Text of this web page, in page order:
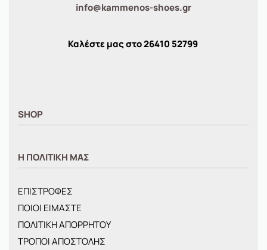
info@kammenos-shoes.gr
Καλέστε μας στο26410 52799
SHOP
ΓΥΝΑΙΚΕΙΑ
BRANDS
ΝΕΕΣ ΑΦΙΞΕΙΣ
OFFERS
ΤΣΑΝΤΕΣ
Η ΠΟΛΙΤΙΚΗ ΜΑΣ
ΕΠΙΣΤΡΟΦΕΣ
ΠΟΙΟΙ ΕΙΜΑΣΤΕ
ΠΟΛΙΤΙΚΗ ΑΠΟΡΡΗΤΟΥ
ΤΡΟΠΟΙ ΑΠΟΣΤΟΛΗΣ